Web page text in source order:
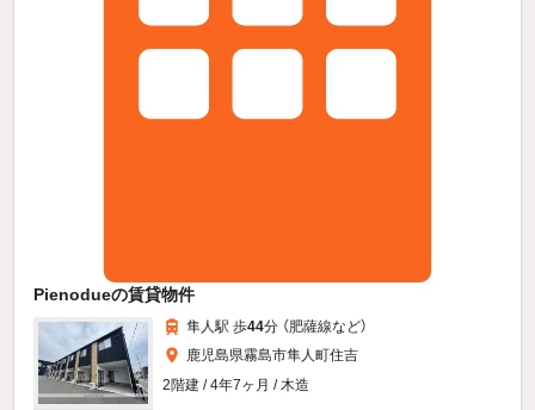
Pienodueの賃貸物件
隼人駅 歩44分 （肥薩線など）
鹿児島県霧島市隼人町住吉
2階建 / 4年7ヶ月 / 木造